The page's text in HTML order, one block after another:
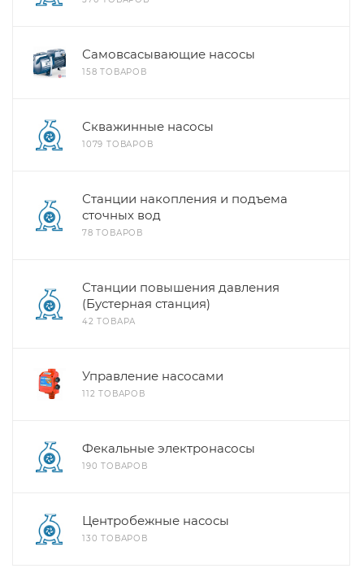
Самовсасывающие насосы
158 ТОВАРОВ
Скважинные насосы
1079 ТОВАРОВ
Станции накопления и подъема
сточных вод
78 ТОВАРОВ
Станции повышения давления
(Бустерная станция)
42 ТОВАРА
Управление насосами
112 ТОВАРОВ
Фекальные электронасосы
190 ТОВАРОВ
Центробежные насосы
130 ТОВАРОВ